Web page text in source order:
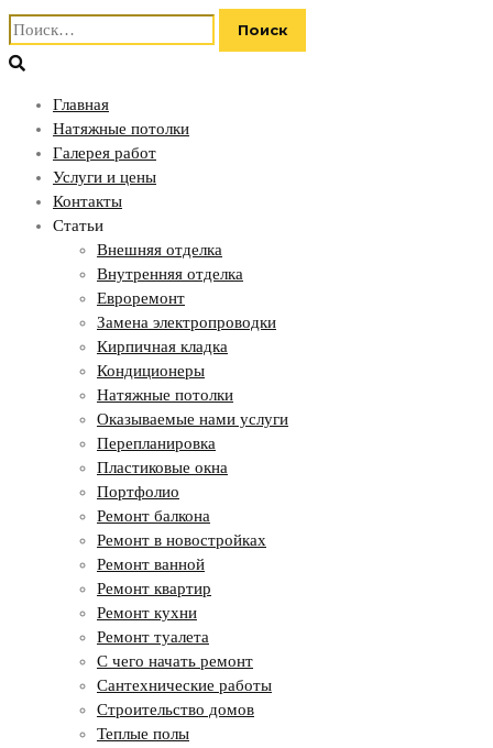
Найти:
Главная
Натяжные потолки
Галерея работ
Услуги и цены
Контакты
Статьи
Внешняя отделка
Внутренняя отделка
Евроремонт
Замена электропроводки
Кирпичная кладка
Кондиционеры
Натяжные потолки
Оказываемые нами услуги
Перепланировка
Пластиковые окна
Портфолио
Ремонт балкона
Ремонт в новостройках
Ремонт ванной
Ремонт квартир
Ремонт кухни
Ремонт туалета
С чего начать ремонт
Сантехнические работы
Строительство домов
Теплые полы